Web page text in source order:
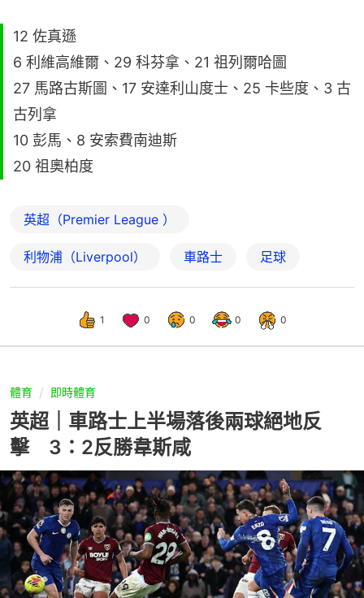
12 佐真遜
6 利維高維爾、29 科芬拿、21 祖列爾哈圖
27 馬路古斯圖、17 安達利山度士、25 卡些度、3 古
古列拿
10 彭馬、8 安索費南迪斯
20 祖奧柏度
英超（Premier League ）
利物浦（Liverpool） 車路士 足球
1 0 0 0 0
體育 即時體育
英超｜車路士上半場落後兩球絕地反
擊 3：2反勝韋斯咸